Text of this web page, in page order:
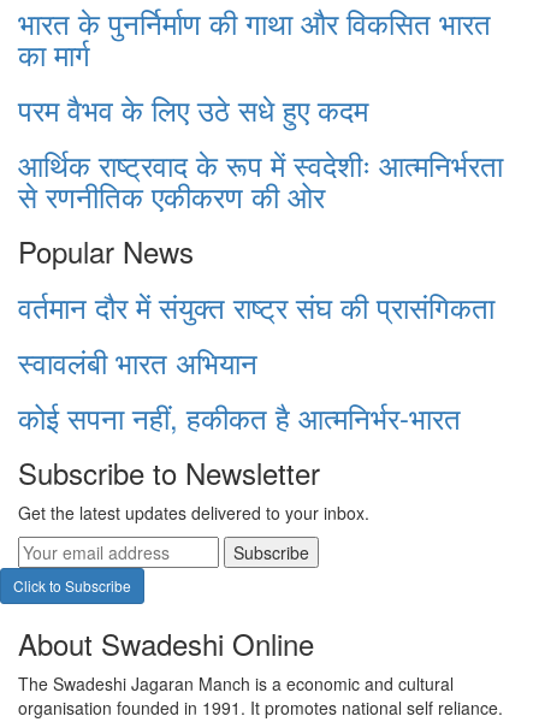
भारत के पुनर्निर्माण की गाथा और विकसित भारत
का मार्ग
परम वैभव के लिए उठे सधे हुए कदम
आर्थिक राष्ट्रवाद के रूप में स्वदेशीः आत्मनिर्भरता
से रणनीतिक एकीकरण की ओर
Popular News
वर्तमान दौर में संयुक्त राष्ट्र संघ की प्रासंगिकता
स्वावलंबी भारत अभियान
कोई सपना नहीं, हकीकत है आत्मनिर्भर-भारत
Subscribe to Newsletter
Get the latest updates delivered to your inbox.
Subscribe
Click to Subscribe
About Swadeshi Online
The Swadeshi Jagaran Manch is a economic and cultural
organisation founded in 1991. It promotes national self reliance.